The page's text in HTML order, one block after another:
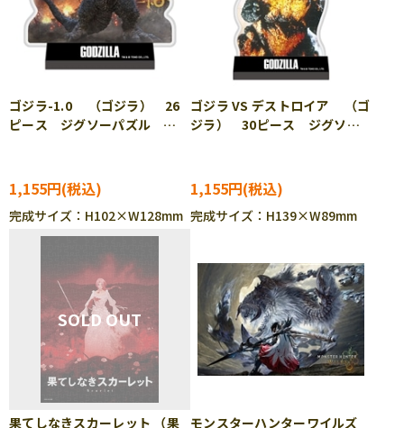
ゴジラ-1.0 （ゴジラ） 26
ピース ジグソーパズル
1,155円
完成サイズ：H102×W128mm
ゴジラ VS デストロイア （ゴ
ジラ） 30ピース ジグソー
1,155円
完成サイズ：H139×W89mm
果てしなきスカーレット （果
モンスターハンターワイルズ